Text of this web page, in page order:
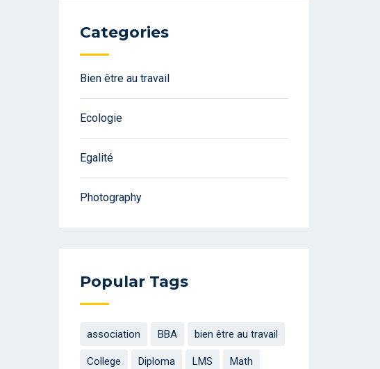
Categories
Bien être au travail
Ecologie
Egalité
Photography
Popular Tags
association BBA bien être au travail
College Diploma LMS Math